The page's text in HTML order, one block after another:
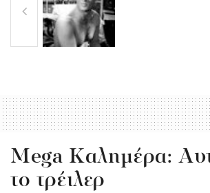
Μega Kαλημέρα:
το τρέιλερ